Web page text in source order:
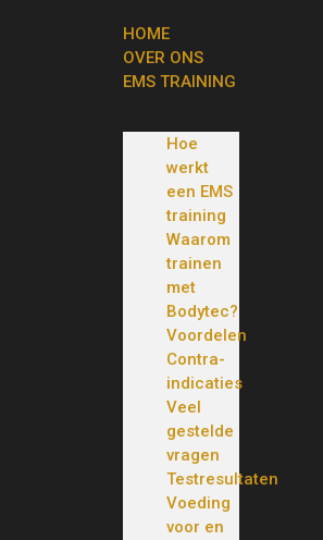
HOME
OVER ONS
EMS TRAINING
Hoe
werkt
een EMS
training
Waarom
trainen
met
Bodytec?
Voordelen
Contra-
indicaties
Veel
gestelde
vragen
Testresultaten
Voeding
voor en